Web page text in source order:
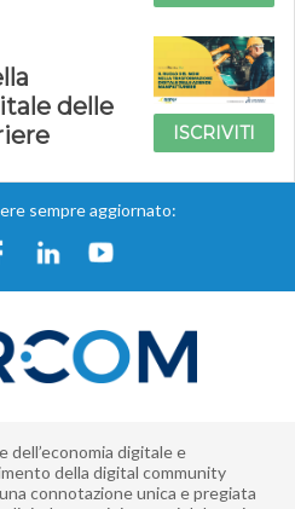
delle
ISCRIVITI
sempre aggiornato:
dell’economia digitale e
della digital community
connotazione unica e pregiata